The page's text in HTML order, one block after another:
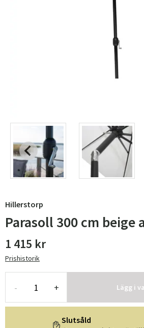
Hillerstorp
Parasoll 300 cm beige
1 415 kr
Prishistorik
- + Lägg i
Slutsåld